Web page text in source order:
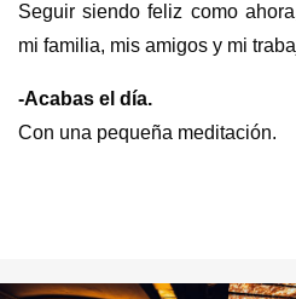
Seguir siendo feliz como
mi familia, mis amigos y mi
-Acabas el día.
Con una pequeña meditación.